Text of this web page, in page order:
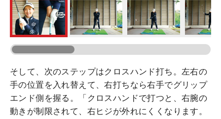
そして、次のステップはクロスハンド打ち。左右の
手の位置を入れ替えて、右打ちなら右手でグリップ
エンド側を握る。「クロスハンドで打つと、右腕の
動きが制限されて、右ヒジが外れにくくなります。